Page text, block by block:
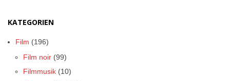
KATEGORIEN
Film (196)
Film noir (99)
Filmmusik (10)